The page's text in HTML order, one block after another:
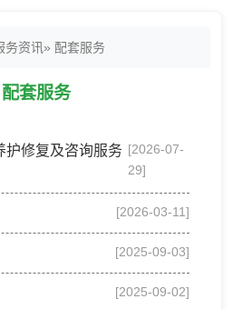
务资讯 » 配套服务
配套服务
护修复及咨询服务 [2026-07-
29]
[2026-03-11]
[2025-09-03]
[2025-09-02]